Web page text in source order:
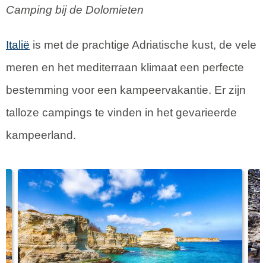
Camping bij de Dolomieten
Italië is met de prachtige Adriatische kust, de vele
meren en het mediterraan klimaat een perfecte
bestemming voor een kampeervakantie. Er zijn
talloze campings te vinden in het gevarieerde
kampeerland.